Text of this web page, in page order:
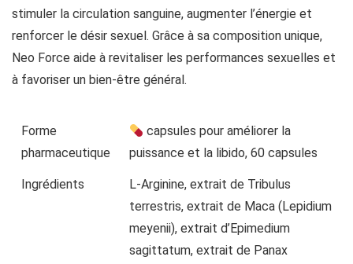
stimuler la circulation sanguine, augmenter l’énergie et
renforcer le désir sexuel. Grâce à sa composition unique,
Neo Force aide à revitaliser les performances sexuelles et
à favoriser un bien-être général.
Forme
pharmaceutique
capsules pour améliorer la
puissance et la libido, 60 capsules
Ingrédients
L-Arginine, extrait de Tribulus
terrestris, extrait de Maca (Lepidium
meyenii), extrait d’Epimedium
sagittatum, extrait de Panax